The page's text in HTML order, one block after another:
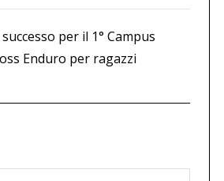
per il 1° Campus
Enduro per ragazzi